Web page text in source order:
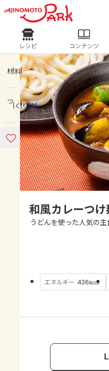
ログインすると
ログイン
ホーム
コンテンツ
レシピ
よくあるお問い
AJINOMOTO PARK と
レシピ
人気の食材・レシピ
きゅうり なす
ピーマン
みょうが
レシピ コンテンツ
材料
つくり方
和風カレーつけ
うどんを使った人気の主
エネルギー 436kcal